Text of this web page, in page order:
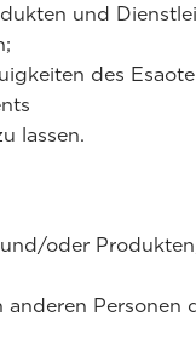
und
des
lassen.
oder